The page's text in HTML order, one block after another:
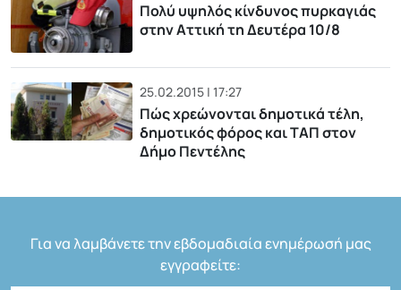
Πολύ υψηλός κίνδυνος πυρκαγιάς
στην Αττική τη Δευτέρα 10/8
25.02.2015 | 17:27
Πώς χρεώνονται δημοτικά τέλη,
δημοτικός φόρος και ΤΑΠ στον
Δήμο Πεντέλης
Για να λαμβάνετε την εβδομαδιαία ενημέρωσή μας
εγγραφείτε: